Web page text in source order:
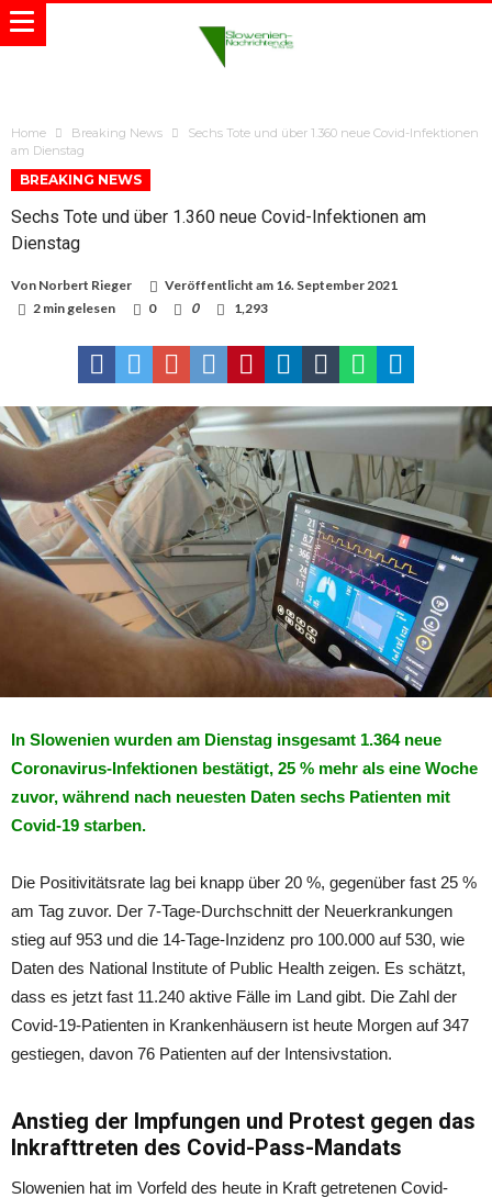
Home Breaking News
Sechs Tote und über 1.360 neue Covid-Infektionen
am Dienstag
BREAKING NEWS
Sechs Tote und über 1.360 neue Covid-Infektionen am
Dienstag
Von Norbert Rieger Veröffentlicht am 16. September 2021
2 min gelesen
0 0 1,293
In Slowenien wurden am Dienstag insgesamt 1.364 neue
Coronavirus-Infektionen bestätigt, 25 % mehr als eine Woche
zuvor, während nach neuesten Daten sechs Patienten mit
Covid-19 starben.
Die Positivitätsrate lag bei knapp über 20 %, gegenüber fast 25 %
am Tag zuvor. Der 7-Tage-Durchschnitt der Neuerkrankungen
stieg auf 953 und die 14-Tage-Inzidenz pro 100.000 auf 530, wie
Daten des National Institute of Public Health zeigen. Es schätzt,
dass es jetzt fast 11.240 aktive Fälle im Land gibt. Die Zahl der
Covid-19-Patienten in Krankenhäusern ist heute Morgen auf 347
gestiegen, davon 76 Patienten auf der Intensivstation.
Anstieg der Impfungen und Protest gegen das
Inkrafttreten des Covid-Pass-Mandats
Slowenien hat im Vorfeld des heute in Kraft getretenen Covid-